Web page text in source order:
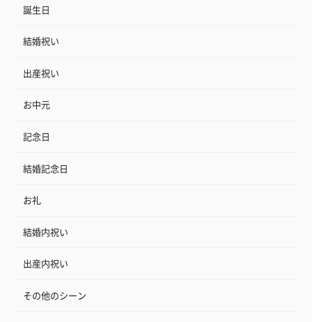
誕生日
結婚祝い
出産祝い
お中元
記念日
結婚記念日
お礼
結婚内祝い
出産内祝い
その他のシーン